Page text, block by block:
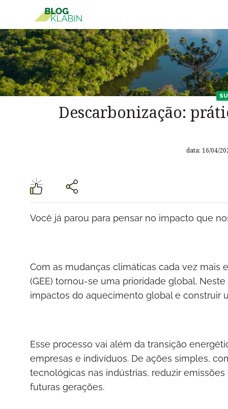
Pular para o Conteúdo principal
Descarbonização:
data: 16/04/
Você já parou para pensar no impacto que
Com as mudanças climáticas cada vez mais
(GEE) tornou-se uma prioridade global.
impactos do aquecimento global e construir
Esse processo vai além da transição
empresas e indivíduos. De ações simples,
tecnológicas nas indústrias, reduzir
futuras gerações.